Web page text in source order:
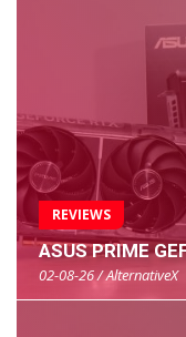
REVIEWS
ASUS PRIME
02-08-26 / AlternativeX